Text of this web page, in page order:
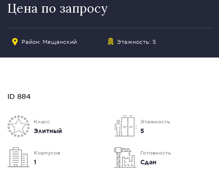
Цена по запросу
Район: Мещанский Этажность: 5
ID 884
Класс
Элитный
Этажность
5
Корпусов
1
Готовность
Сдан